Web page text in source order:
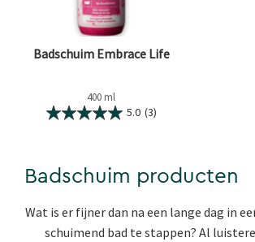
Badschuim Embrace Life
400 ml
5.0 (3)
Badschuim producten
Wat is er fijner dan na een lange dag in
schuimend bad te stappen? Al